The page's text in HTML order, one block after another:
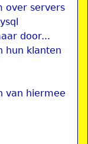
over servers
door...
hun klanten
van hiermee